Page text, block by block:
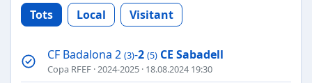
Tots Local Visitant
CF Badalona 2 (3)-2 (5) CE Sabadell
Copa RFEF ·2024-2025 · 18.08.2024 19:30